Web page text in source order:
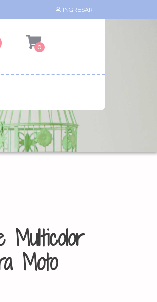
INGRESAR
0
Multicolor
Moto